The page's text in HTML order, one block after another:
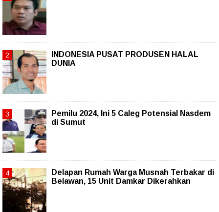
INDONESIA PUSAT PRODUSEN HALAL
DUNIA
Pemilu 2024, Ini 5 Caleg Potensial Nasdem
di Sumut
Delapan Rumah Warga Musnah Terbakar di
Belawan, 15 Unit Damkar Dikerahkan